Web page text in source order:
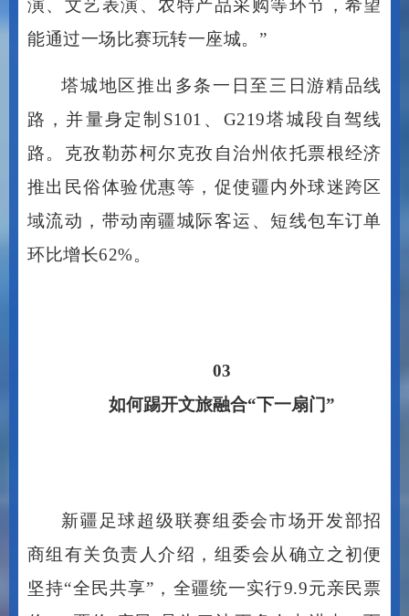
能通过一场比赛玩转一座城。”
路，并量身定制S101、G219塔城段自驾线
路。克孜勒苏柯尔克孜自治州依托票根经济
推出民俗体验优惠等，促使疆内外球迷跨区
域流动，带动南疆城际客运、短线包车订单
环比增长62%。
如何踢开文旅融合
商组有关负责人介绍，组委会从确立之初便
坚持“全民共享”，全疆统一实行9.9元亲民票
价，“票价‘亲民’是为了让更多人走进来，而